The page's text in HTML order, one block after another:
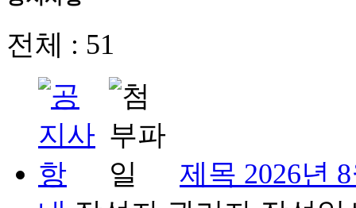
전체 : 51
제목 2026년